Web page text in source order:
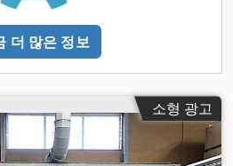
더 많은 정보
소형 광고